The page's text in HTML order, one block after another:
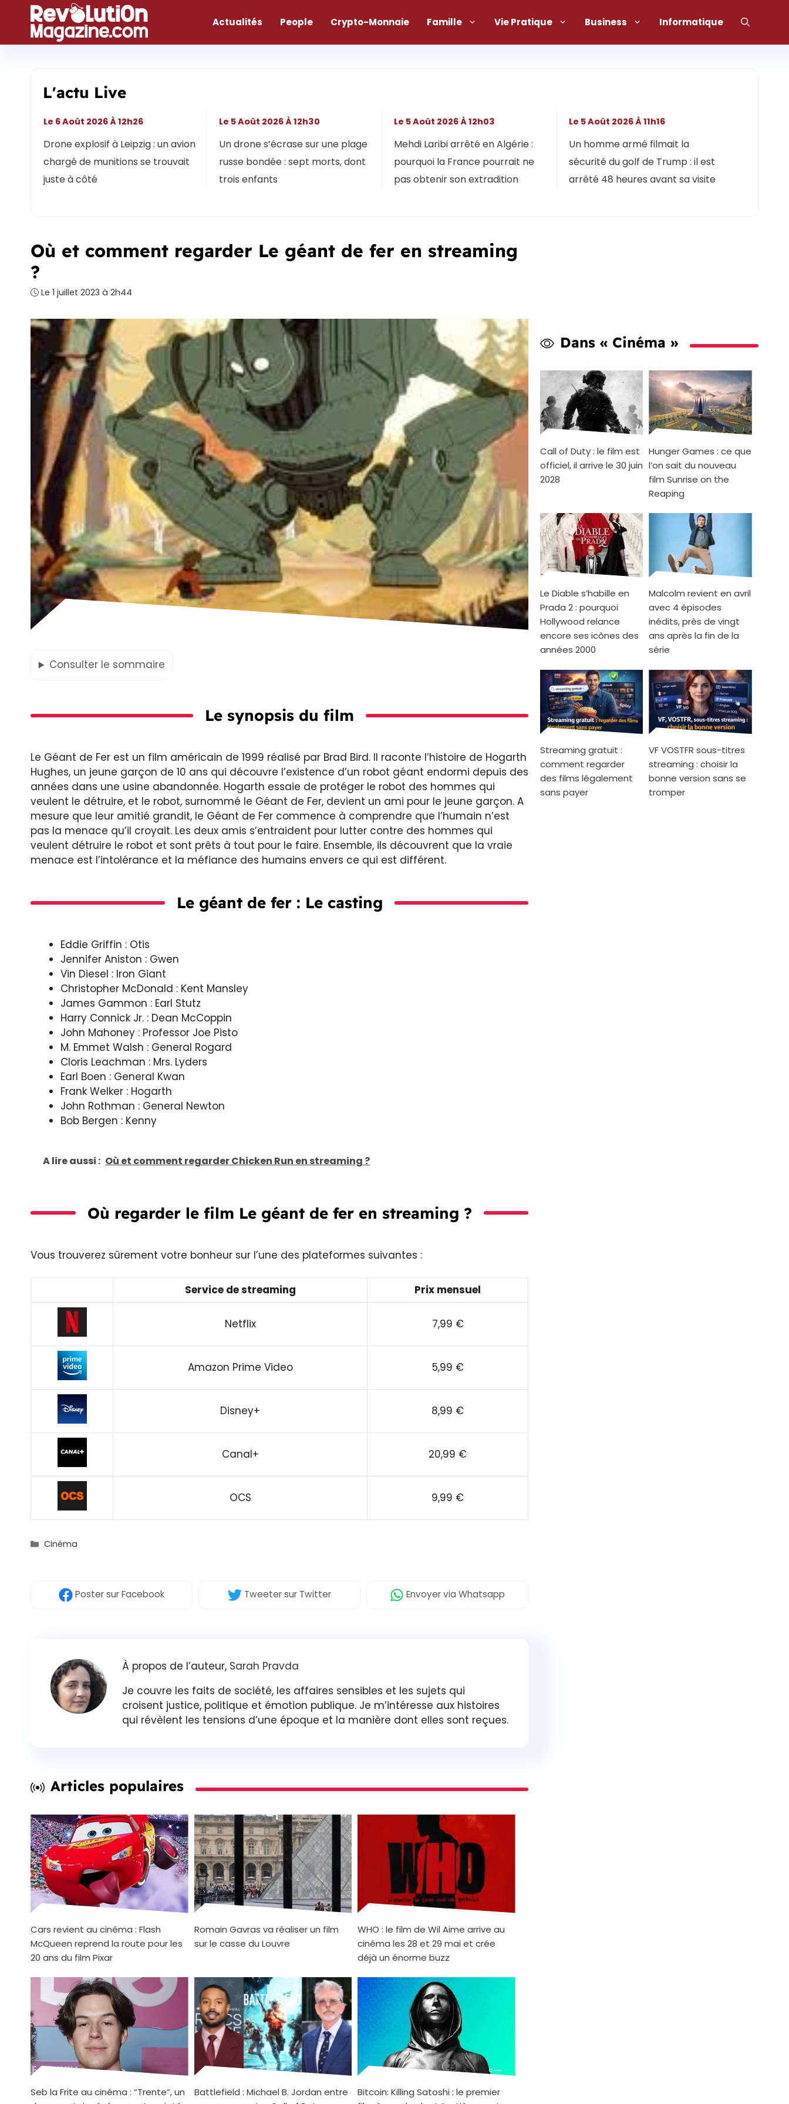
contenu
Actualités People Crypto-Monnaie Famille Vie Pratique Business Informatique
L'actu Live
Drone explosif à Leipzig : un avion
chargé de munitions se trouvait
juste à côté
Le 6 Août 2026 À 12h26
Un drone s’écrase sur une plage
russe bondée : sept morts, dont
trois enfants
Le 5 Août 2026 À 12h30
Mehdi Laribi arrêté en Algérie :
pourquoi la France pourrait ne
pas obtenir son extradition
Le 5 Août 2026 À 12h03
Un homme armé filmait la
sécurité du golf de Trump : il est
arrêté 48 heures avant sa visite
Le 5 Août 2026 À 11h16
Où et comment regarder Le géant de fer en streaming
?
Le 1 juillet 2023 à 2h44
Consulter le sommaire
Le synopsis du film
Le Géant de Fer est un film américain de 1999 réalisé par Brad Bird. Il raconte l’histoire de Hogarth
Hughes, un jeune garçon de 10 ans qui découvre l’existence d’un robot géant endormi depuis des
années dans une usine abandonnée. Hogarth essaie de protéger le robot des hommes qui
veulent le détruire, et le robot, surnommé le Géant de Fer, devient un ami pour le jeune garçon. A
mesure que leur amitié grandit, le Géant de Fer commence à comprendre que l’humain n’est
pas la menace qu’il croyait. Les deux amis s’entraident pour lutter contre des hommes qui
veulent détruire le robot et sont prêts à tout pour le faire. Ensemble, ils découvrent que la vraie
menace est l’intolérance et la méfiance des humains envers ce qui est différent.
Le géant de fer : Le casting
Eddie Griffin : Otis
Jennifer Aniston : Gwen
Vin Diesel : Iron Giant
Christopher McDonald : Kent Mansley
James Gammon : Earl Stutz
Harry Connick Jr. : Dean McCoppin
John Mahoney : Professor Joe Pisto
M. Emmet Walsh : General Rogard
Cloris Leachman : Mrs. Lyders
Earl Boen : General Kwan
Frank Welker : Hogarth
John Rothman : General Newton
Bob Bergen : Kenny
A lire aussi : Où et comment regarder Chicken Run en streaming ?
Où regarder le film Le géant de fer en streaming ?
Vous trouverez sûrement votre bonheur sur l’une des plateformes suivantes :
Service de streaming Prix mensuel
Netflix 7,99 €
Amazon Prime Video 5,99 €
Disney+ 8,99 €
Canal+ 20,99 €
OCS 9,99 €
Catégories
Cinéma
Postersur Facebook Tweetersur Twitter Envoyervia Whatsapp
À propos de l’auteur, Sarah Pravda
Je couvre les faits de société, les affaires sensibles et les sujets qui
croisent justice, politique et émotion publique. Je m’intéresse aux histoires
qui révèlent les tensions d’une époque et la manière dont elles sont reçues.
Articles populaires
Cars revient au cinéma : Flash
McQueen reprend la route pour les
20 ans du film Pixar
Romain Gavras va réaliser un film
sur le casse du Louvre
WHO : le film de Wil Aime arrive au
cinéma les 28 et 29 mai et crée
déjà un énorme buzz
Seb la Frite au cinéma : “Trente”, un
Battlefield : Michael B. Jordan entre
Bitcoin: Killing Satoshi : le premier
Dans « Cinéma »
Call of Duty : le film est
officiel, il arrive le 30 juin
2028
Hunger Games : ce que
l’on sait du nouveau
film Sunrise on the
Reaping
Le Diable s’habille en
Prada 2 : pourquoi
Hollywood relance
encore ses icônes des
années 2000
Malcolm revient en avril
avec 4 épisodes
inédits, près de vingt
ans après la fin de la
série
Streaming gratuit :
comment regarder
des films légalement
sans payer
VF VOSTFR sous-titres
streaming : choisir la
bonne version sans se
tromper